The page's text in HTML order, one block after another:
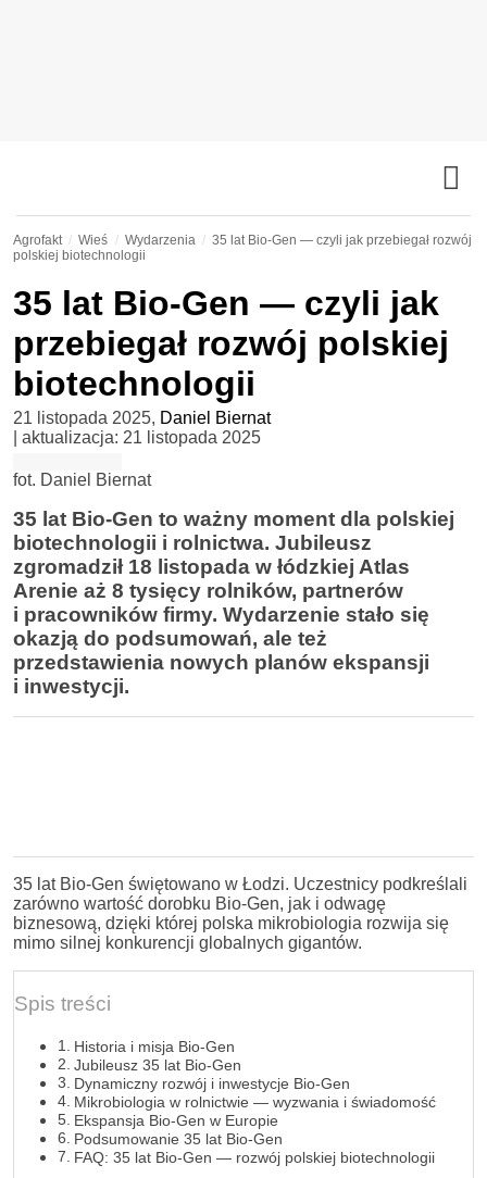
Agrofakt Wieś Wydarzenia
35 lat Bio-Gen — czyli jak przebiegał rozwój
polskiej biotechnologii
35 lat Bio-Gen — czyli jak
przebiegał rozwój polskiej
biotechnologii
21 listopada 2025, Daniel Biernat
| aktualizacja: 21 listopada 2025
fot. Daniel Biernat
35 lat Bio-Gen to ważny moment dla polskiej
biotechnologii i rolnictwa. Jubileusz
zgromadził 18 listopada w łódzkiej Atlas
Arenie aż 8 tysięcy rolników, partnerów
i pracowników firmy. Wydarzenie stało się
okazją do podsumowań, ale też
przedstawienia nowych planów ekspansji
i inwestycji.
35 lat Bio-Gen świętowano w Łodzi. Uczestnicy podkreślali
zarówno wartość dorobku Bio-Gen, jak i odwagę
biznesową, dzięki której polska mikrobiologia rozwija się
mimo silnej konkurencji globalnych gigantów.
Spis treści
Historia i misja Bio-Gen
Jubileusz 35 lat Bio-Gen
Dynamiczny rozwój i inwestycje Bio-Gen
Mikrobiologia w rolnictwie — wyzwania i świadomość
Ekspansja Bio-Gen w Europie
Podsumowanie 35 lat Bio-Gen
FAQ: 35 lat Bio-Gen — rozwój polskiej biotechnologii